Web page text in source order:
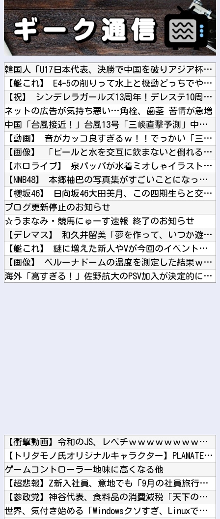
韓国人「U17日本代表、決勝で中国を破りアジア杯優勝（通算5...
【艦これ】 E4-5の削りって水上と機動どっちでやったでち？
【祝】 シンデレラガールズ13周年！デレステ10周年おめでと...
ネットの広告が気持ち悪い…角栓、歯茎 苦情が急増
中国「台風接近！」台風13号「三峡直撃予測」中国「上流大洪水...
【動画】 音がカッコ良すぎるｗ！！でっかい「三角定規」のブー...
【画像】 「ビールと水を交互に飲まないと倒れるグラス」発売
【ホロライブ】 泉パッパが水着ミオしゃイラストあげとる
【NMB48】 本郷柚巴の写真集がすごいことになってる
【櫻坂46】 日向坂46大田美月、この四期生らと交流がある模...
ブログ更新停止のお知らせ
☆うまなみ・競馬にゅーす速報 終了のお知らせ
【デレマス】 和久井留美「夢を作って、いつか遊んで」
【艦これ】 謎に増えた新人やVが今回のイベントで何人生き残る...
【画像】 ベルーナドームの温度を測定した結果ｗｗｗ
海外「高すぎる！」佐野航大のPSV加入が決定的になり海外大騒...
【衝撃動画】令和のJS、レベチｗｗｗｗｗｗｗｗｗｗｗｗｗｗｗ...
【トリダモノ氏オリジナルキャラクター】PLAMATEA「MX...
ゲームコントローラー地味に高くなる他
【超悲報】Z新入社員、意地でも「9月の社員旅行」の計画をやら...
【参政党】神谷代表、食料品の消費減税「天下の愚策だ」と批判他
世界、気付き始める「Windowsクソすぎ、Linuxで十分...